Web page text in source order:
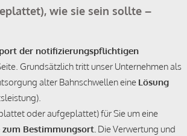
wie sie sein sollte –
der notifizierungspflichtigen
Grundsätzlich tritt unser Unternehmen als
alter Bahnschwellen eine Lösung
oder aufgeplattet) für Sie um eine
Bestimmungsort. Die Verwertung und